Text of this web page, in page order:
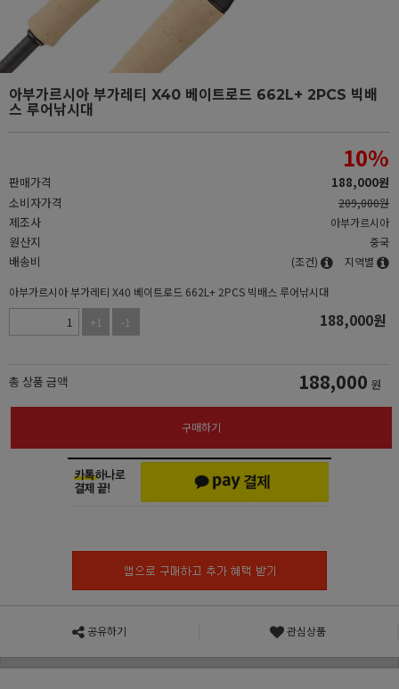
아부가르시아 부가레티 X40 베이트로드 662L+ 2PCS 빅배
스 루어낚시대
판매가격
10%
188,000원
소비자가격
209,000원
제조사 아부가르시아
원산지 중국
배송비 (조건)
지역별
아부가르시아 부가레티 X40 베이트로드 662L+ 2PCS 빅배스 루어낚시대
+1
-1 188,000원
총 상품 금액 188,000 원
구매하기
공유하기 관심상품